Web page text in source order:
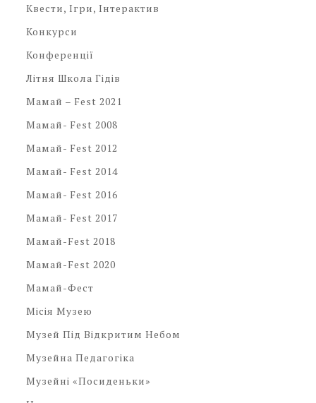
Квести, Ігри, Інтерактив
Конкурси
Конференції
Літня Школа Гідів
Мамай – Fest 2021
Мамай- Fest 2008
Мамай- Fest 2012
Мамай- Fest 2014
Мамай- Fest 2016
Мамай- Fest 2017
Мамай-Fest 2018
Мамай-Fest 2020
Мамай-Фест
Місія Музею
Музей Під Відкритим Небом
Музейна Педагогіка
Музейні «посиденьки»